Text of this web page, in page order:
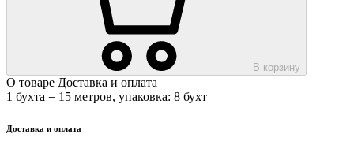
В корзину
О товаре Доставка и оплата
1 бухта = 15 метров, упаковка: 8 бухт
Доставка и оплата